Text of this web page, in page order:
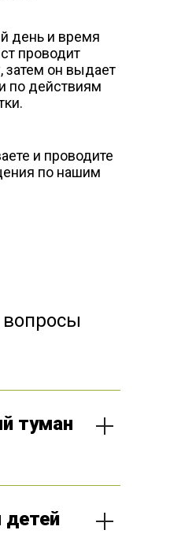
день и время
проводит
затем он выдает
по действиям
и проводите
по нашим
туман
рабочий
и является
обработки. К
детей